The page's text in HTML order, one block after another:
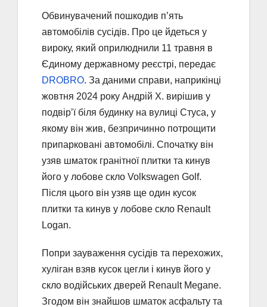
Обвинувачений пошкодив пʼять
автомобілів сусідів. Про це йдеться у
вироку, який оприлюднили 11 травня в
Єдиному державному реєстрі, передає
DROBRO. За даними справи, наприкінці
жовтня 2024 року Андрій Х. вирішив у
подвірʼї біля будинку на вулиці Стуса, у
якому він жив, безпричинно потрощити
припарковані автомобілі. Спочатку він
узяв шматок гранітної плитки та кинув
його у лобове скло Volkswagen Golf.
Після цього він узяв ще один кусок
плитки та кинув у лобове скло Renault
Logan.
Попри зауваження сусідів та перехожих,
хуліган взяв кусок цегли і кинув його у
скло водійських дверей Renault Megane.
Згодом він знайшов шматок асфальту та